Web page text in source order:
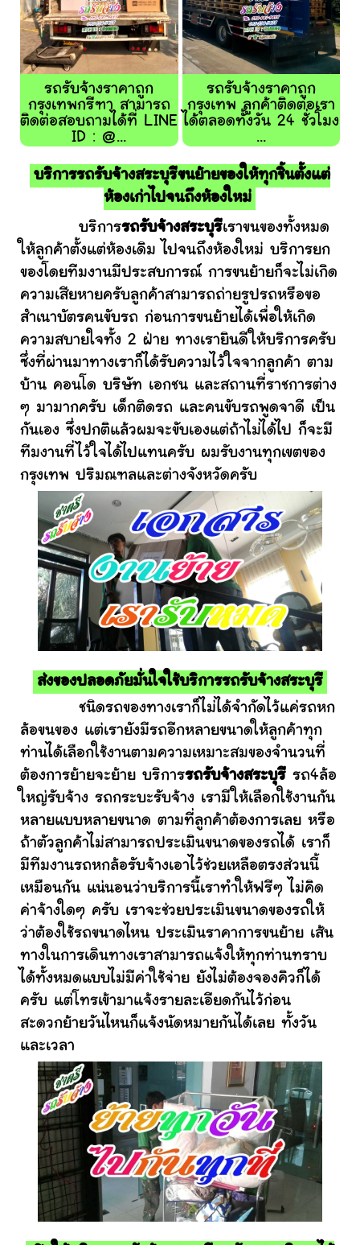
รถรับจ้างราคาถูก
กรุงเทพกรีฑา สามารถ
ติดต่อสอบถามได้ที่ LINE
ID : @...
รถรับจ้างราคาถูก
กรุงเทพ ลูกค้าติดต่อเรา
ได้ตลอดทั้งวัน 24 ชั่วโมง
...
บริการรถรับจ้างสระบุรีขนย้ายของให้ทุกชิ้นตั้งแต่
ห้องเก่าไปจนถึงห้องใหม่
บริการรถรับจ้างสระบุรีเราขนของทั้งหมด
ให้ลูกค้าตั้งแต่ห้องเดิม ไปจนถึงห้องใหม่ บริการยก
ของโดยทีมงานมีประสบการณ์ การขนย้ายก็จะไม่เกิด
ความเสียหายครับลูกค้าสามารถถ่ายรูปรถหรือขอ
สำเนาบัตรคนขับรถ ก่อนการขนย้ายได้เพื่อให้เกิด
ความสบายใจทั้ง 2 ฝ่าย ทางเรายินดีให้บริการครับ
ซึ่งที่ผ่านมาทางเราก็ได้รับความไว้ใจจากลูกค้า ตาม
บ้าน คอนโด บริษัท เอกชน และสถานที่ราชการต่าง
ๆ มามากครับ เด็กติดรถ และคนขับรถพูดจาดี เป็น
กันเอง ซึ่งปกติแล้วผมจะขับเองแต่ถ้าไม่ได้ไป ก็จะมี
ทีมงานที่ไว้ใจได้ไปแทนครับ ผมรับงานทุกเขตของ
กรุงเทพ ปริมณฑลและต่างจังหวัดครับ
ส่งของปลอดภัยมั่นใจใช้บริการรถรับจ้างสระบุรี
ชนิดรถของทางเราก็ไม่ได้จำกัดไว้แค่รถหก
ล้อขนของ แต่เรายังมีรถอีกหลายขนาดให้ลูกค้าทุก
ท่านได้เลือกใช้งานตามความเหมาะสมของจำนวนที่
ต้องการย้ายจะย้าย บริการรถรับจ้างสระบุรี รถ4ล้อ
ใหญ่รับจ้าง รถกระบะรับจ้าง เรามีให้เลือกใช้งานกัน
หลายแบบหลายขนาด ตามที่ลูกค้าต้องการเลย หรือ
ถ้าตัวลูกค้าไม่สามารถประเมินขนาดของรถได้ เราก็
มีทีมงานรถหกล้อรับจ้างเอาไว้ช่วยเหลือตรงส่วนนี้
เหมือนกัน แน่นอนว่าบริการนี้เราทำให้ฟรีๆ ไม่คิด
ค่าจ้างใดๆ ครับ เราจะช่วยประเมินขนาดของรถให้
ว่าต้องใช้รถขนาดไหน ประเมินราคาการขนย้าย เส้น
ทางในการเดินทางเราสามารถแจ้งให้ทุกท่านทราบ
ได้ทั้งหมดแบบไม่มีค่าใช้จ่าย ยังไม่ต้องจองคิวก็ได้
ครับ แต่โทรเข้ามาแจ้งรายละเอียดกันไว้ก่อน
สะดวกย้ายวันไหนก็แจ้งนัดหมายกันได้เลย ทั้งวัน
และเวลา